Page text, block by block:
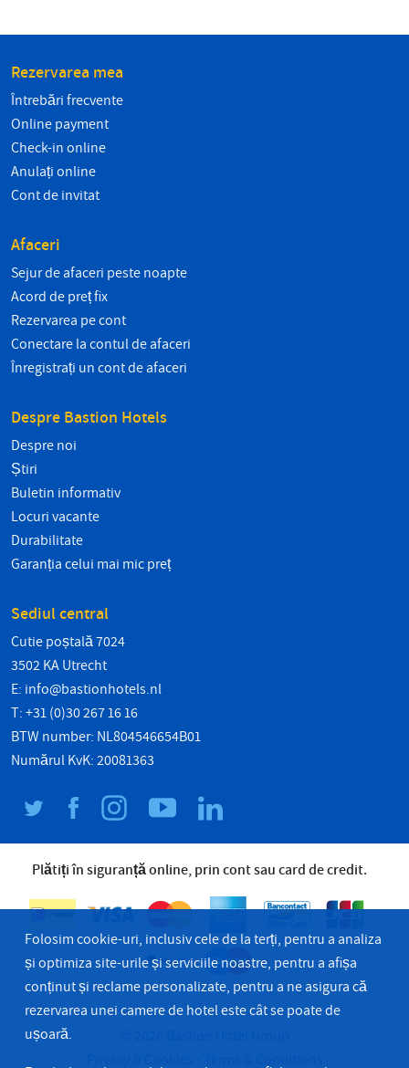
Rezervarea mea
Întrebări frecvente
Online payment
Check-in online
Anulați online
Cont de invitat
Afaceri
Sejur de afaceri peste noapte
Acord de preț fix
Rezervarea pe cont
Conectare la contul de afaceri
Înregistrați un cont de afaceri
Despre Bastion Hotels
Despre noi
Știri
Buletin informativ
Locuri vacante
Durabilitate
Garanția celui mai mic preț
Sediul central
Cutie poștală 7024
3502 KA Utrecht
E: info@bastionhotels.nl
T: +31 (0)30 267 16 16
BTW number: NL804546654B01
Numărul KvK: 20081363
Plătiți în siguranță online, prin cont sau card de credit.
Folosim cookie-uri, inclusiv cele de la terți, pentru a analiza
și optimiza site-urile și serviciile noastre, pentru a afișa
conținut și reclame personalizate, pentru a ne asigura că
rezervarea unei camere de hotel este cât se poate de
ușoară.